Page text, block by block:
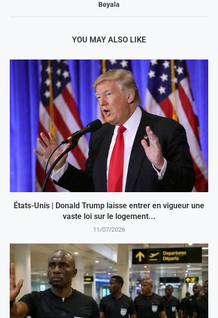
Beyala
YOU MAY ALSO LIKE
États-Unis | Donald Trump laisse entrer en vigueur une
vaste loi sur le logement...
11/07/2026